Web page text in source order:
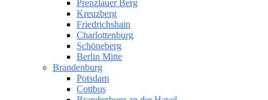
Prenzlauer Berg
Kreuzberg
Friedrichshain
Charlottenburg
Schöneberg
Berlin Mitte
Brandenburg
Potsdam
Cottbus